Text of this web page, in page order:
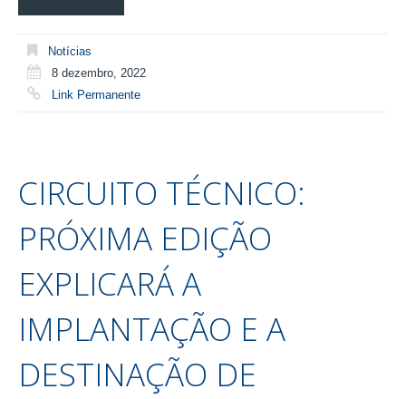
Notícias
8 dezembro, 2022
Link Permanente
CIRCUITO TÉCNICO:
PRÓXIMA EDIÇÃO
EXPLICARÁ A
IMPLANTAÇÃO E A
DESTINAÇÃO DE